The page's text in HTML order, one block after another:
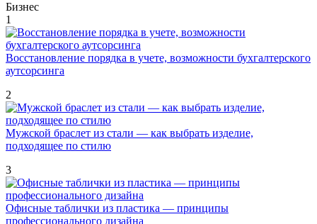
Бизнес
1
Восстановление порядка в учете, возможности бухгалтерского
аутсорсинга
2
Мужской браслет из стали — как выбрать изделие,
подходящее по стилю
3
Офисные таблички из пластика — принципы
профессионального дизайна